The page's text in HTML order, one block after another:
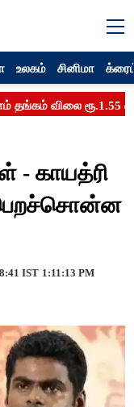
உலகம் சினிமா
- காயத்ரி
IST 1:11:13 PM